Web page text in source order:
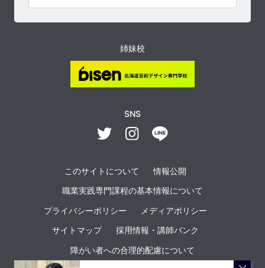
姉妹校
SNS
このサイトについて 情報公開
職業実践専門課程の基本情報について
プライバシーポリシー メディアポリシー
サイトマップ 採用情報・講師バンク
障がい者への合理的配慮について